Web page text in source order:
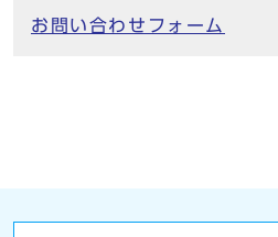
お問い合わせフォーム